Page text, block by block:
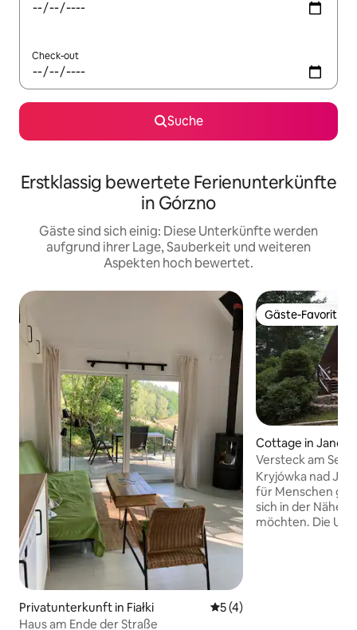
Check-out
Suche
Erstklassig bewertete Ferienunterkünfte
in Górzno
Gäste sind sich einig: Diese Unterkünfte werden
aufgrund ihrer Lage, Sauberkeit und weiteren
Aspekten hoch bewertet.
Privatunterkunft in Fiałki Durchschnittliche
5 (4)
Haus am Ende der Straße
Gäste-Favorit
Gäste-Favorit
Cottage in
Versteck am See
Kryjówka nad
für Menschen
sich in der Nähe
möchten. Die